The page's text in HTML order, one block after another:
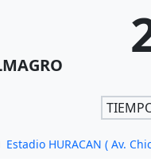
Estadio HURACAN ( Av.